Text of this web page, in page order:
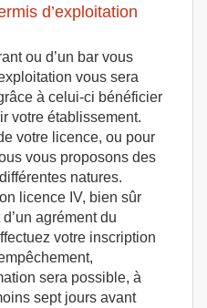
d’exploitation
ou d’un bar vous
vous sera
à celui-ci bénéficier
votre établissement.
votre licence, ou pour
vous proposons des
natures.
licence IV, bien sûr
agrément du
votre inscription
sera possible, à
sept jours avant